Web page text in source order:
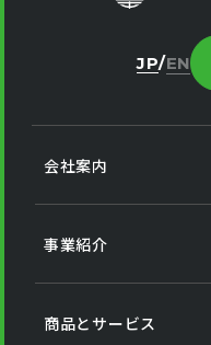
JP EN
会社案内
事業紹介
商品とサービス